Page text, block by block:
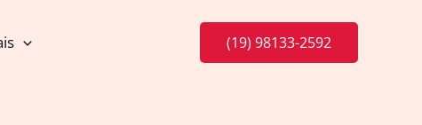
(19) 98133-2592